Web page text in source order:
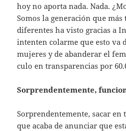
hoy no aporta nada. Nada.
Somos la generación que más
diferentes ha visto gracias a
intenten colarme que esto va
mujeres y de abanderar el
culo en transparencias por
Sorprendentemente,
Sorprendentemente, sacar
que acaba de anunciar que